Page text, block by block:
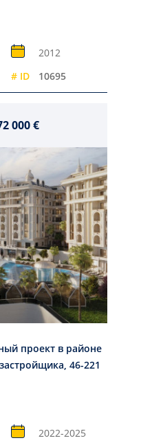
2012
# ID 10695
000 €
проект в районе
46-221
2022-2025